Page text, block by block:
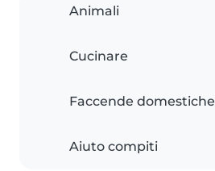
Animali
Cucinare
Faccende domestiche
Aiuto compiti